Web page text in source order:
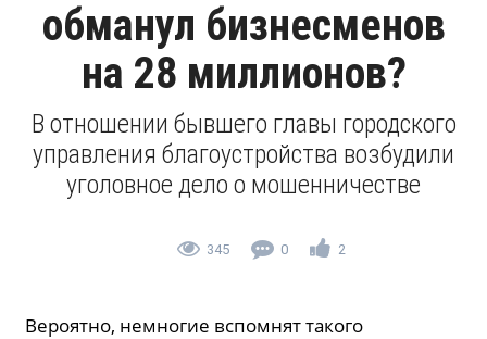
обманул бизнесменов
на 28 миллионов?
В отношении бывшего главы городского
управления благоустройства возбудили
уголовное дело о мошенничестве
345 0 2
Вероятно, немногие вспомнят такого